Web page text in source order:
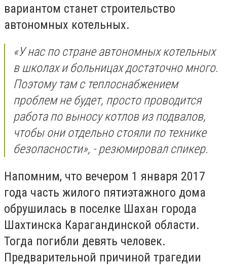
вариантом станет строительство
автономных котельных.
«У нас по стране автономных котельных
в школах и больницах достаточно много.
Поэтому там с теплоснабжением
проблем не будет, просто проводится
работа по выносу котлов из подвалов,
чтобы они отдельно стояли по технике
безопасности», - резюмировал спикер.
Напомним, что вечером 1 января 2017
года часть жилого пятиэтажного дома
обрушилась в поселке Шахан города
Шахтинска Карагандинской области.
Тогда погибли девять человек.
Предварительной причиной трагедии